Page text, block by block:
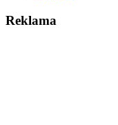
Reklama